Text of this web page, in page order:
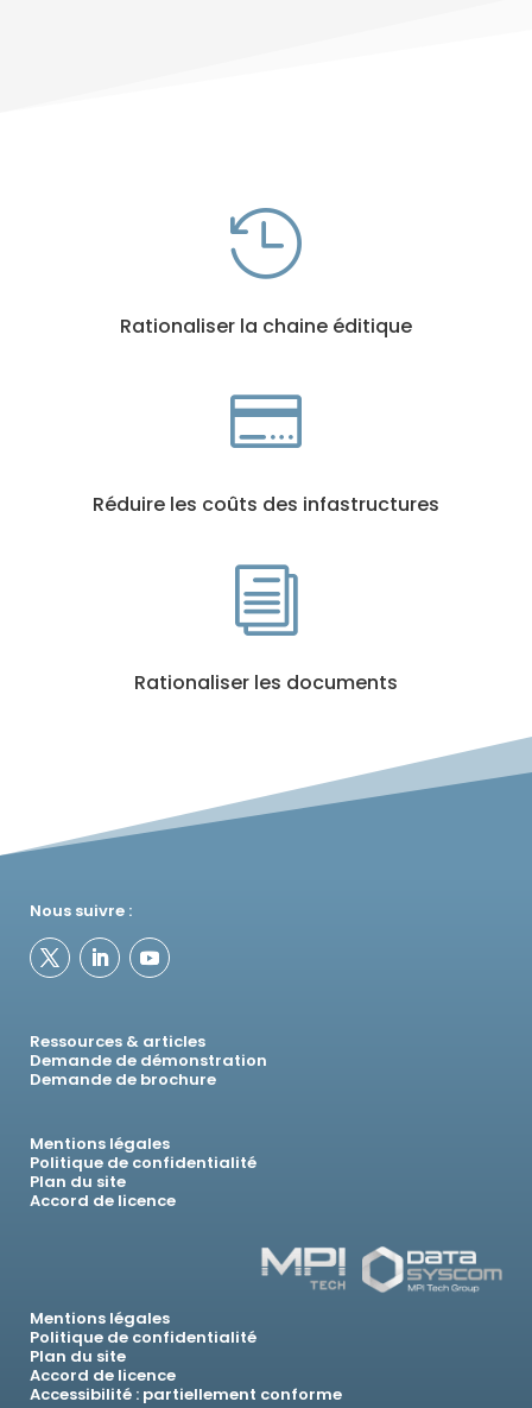

Rationaliser la chaine éditique

Réduire les coûts des infastructures
i
Rationaliser les documents
Nous suivre :
Ressources & articles
Demande de démonstration
Demande de brochure
Mentions légales
Politique de confidentialité
Plan du site
Accord de licence
Mentions légales
Politique de confidentialité
Plan du site
Accord de licence
Accessibilité : partiellement conforme